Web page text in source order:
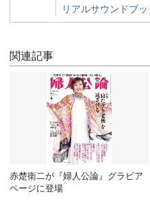
リアルサウンドブ
関連記事
赤楚衛二が『婦人公論』グラビア
ページに登場